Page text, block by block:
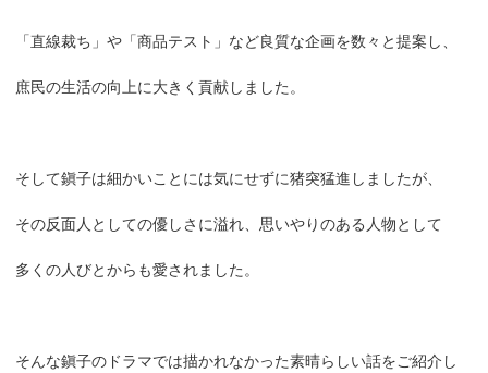
「直線裁ち」や「商品テスト」など良質な企画を数々と提案し、
庶民の生活の向上に大きく貢献しました。
そして鎭子は細かいことには気にせずに猪突猛進しましたが、
その反面人としての優しさに溢れ、思いやりのある人物として
多くの人びとからも愛されました。
そんな鎭子のドラマでは描かれなかった素晴らしい話をご紹介し